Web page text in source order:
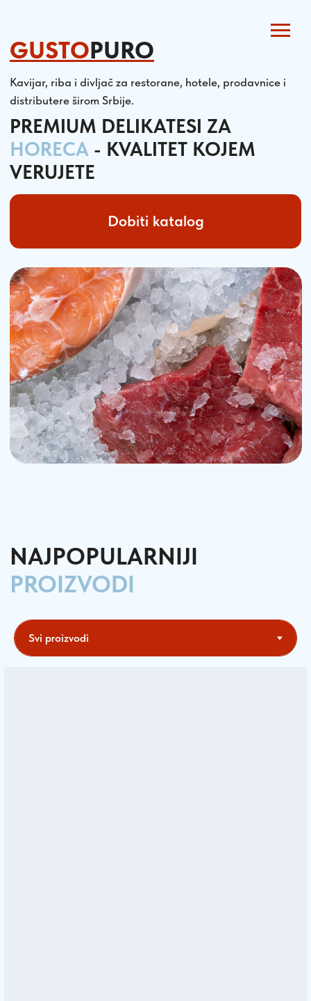
PREMIUM DELIKATESI ZA
HORECA- KVALITET KOJEM
VERUJETE
Kavijar, riba i divljač za restorane, hotele, prodavnice i
Dobiti katalog
NAJPOPULARNIJI
PROIZVODI